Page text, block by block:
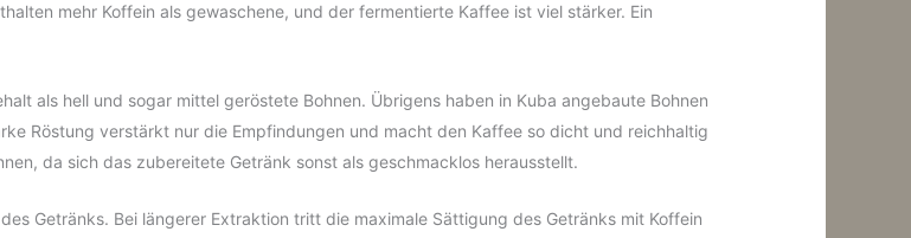
mehr Koffein als gewaschene, und der fermentierte Kaffee ist viel stärker. Ein
als hell und sogar mittel geröstete Bohnen. Übrigens haben in Kuba angebaute Bohnen
Röstung verstärkt nur die Empfindungen und macht den Kaffee so dicht und reichhaltig
da sich das zubereitete Getränk sonst als geschmacklos herausstellt.
Getränks. Bei längerer Extraktion tritt die maximale Sättigung des Getränks mit Koffein